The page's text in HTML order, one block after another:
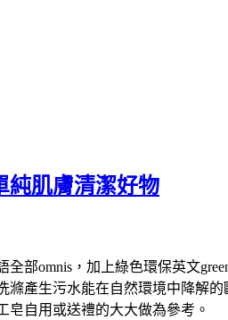
純肌膚清潔好物
omnis，加上綠色環保英文
產生污水能在自然環境中降解的
自用或送禮的大大做為參考。